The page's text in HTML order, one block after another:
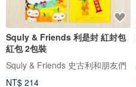
Squly & Friends 利是封 紅封包
紅包 2包裝
Squly & Friends 史古利和朋友們
NT$ 214